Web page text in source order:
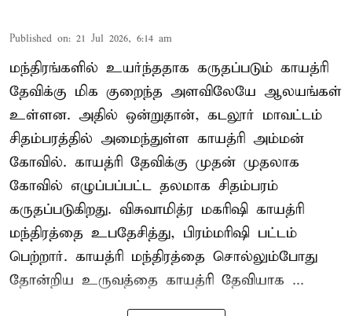
Published on: 21 Jul 2026, 6:14 am
மந்திரங்களில் உயர்ந்ததாக கருதப்படும் காயத்ரி
தேவிக்கு மிக குறைந்த அளவிலேயே ஆலயங்கள்
உள்ளன. அதில் ஒன்றுதான், கடலூர் மாவட்டம்
சிதம்பரத்தில் அமைந்துள்ள காயத்ரி அம்மன்
கோவில். காயத்ரி தேவிக்கு முதன் முதலாக
கோவில் எழுப்பப்பட்ட தலமாக சிதம்பரம்
கருதப்படுகிறது. விசுவாமித்ர மகரிஷி காயத்ரி
மந்திரத்தை உபதேசித்து, பிரம்மரிஷி பட்டம்
பெற்றார். காயத்ரி மந்திரத்தை சொல்லும்போது
தோன்றிய உருவத்தை காயத்ரி தேவியாக ...